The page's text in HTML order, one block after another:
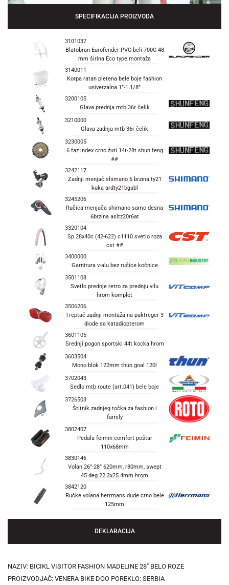
SPECIFIKACIJA PROIZVODA
3101037
Blatobran Eurofender PVC beli 700C 48
mm širina Eco type montaža
3140011
Korpa ratan pletena bele boje fashion
univerzalna 1”-1.1/8”
3200105
Glava prednja mtb 36r čelik
3210000
Glava zadnja mtb 36r čelik
3230005
6 faz index crno žuti 14t-28t shun feng
##
3242117
Zadnji menjač shimano 6 brzina ty21
kuka ardty21bgsbl
3245206
Ručica menjača shimano samo desna
6brzina asltz20r6at
3320104
Sp.28x40c (42-622) c1110 svetlo roza
cst ##
3400000
Garnitura v-alu bez ručice kočnice
3501108
Svetlo prednje retro za prednju vilu
hrom komplet
3506206
Treptač zadnji montaža na paktreger 3
diode sa katadiopterom
3601105
Srednji pogon sportski 44t kocka hrom
3603504
Mono blok 122mm thun goal 120l
3702043
Sedlo mtb route (art.041) bele boje
3726503
Štitnik zadnjeg točka za fashion i
family
3802407
Pedala feimin comfort poštar
110x68mm
3830146
Volan 26”-28” 620mm, r80mm, swept
45 deg 22.2x25.4mm hrom
3842120
Ručke volana herrmans dude crno bele
125mm
DEKLARACIJA
NAZIV: BICIKL VISITOR FASHION MADELINE 28" BELO ROZE
PROIZVODJAČ: VENERA BIKE DOO POREKLO: SERBIA